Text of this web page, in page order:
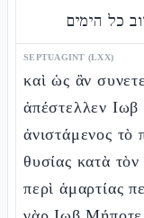
כל הימים
SEPTUAGINT (LXX)
καὶ ὡς ἂν
ἀπέστελλεν Ιωβ
ἀνιστάμενος τὸ
θυσίας κατὰ
περὶ ἁμαρτίας